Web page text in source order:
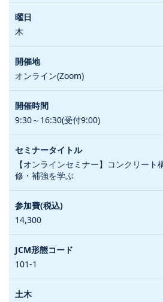
木
オンライン(Zoom)
9:30～16:30(受付9:00)
【オンラインセミナー】コンクリー
修・補強を学ぶ
14,300
101-1